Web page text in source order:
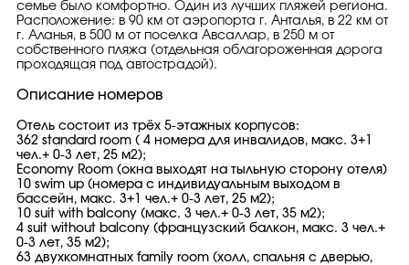
семье было комфортно. Один из лучших пляжей региона.
Расположение: в 90 км от аэропорта г. Анталья, в 22 км от
г. Аланья, в 500 м от поселка Авсаллар, в 250 м от
собственного пляжа (отдельная облагороженная дорога
проходящая под автострадой).
Описание номеров
Отель состоит из трёх 5-этажных корпусов:
362 standard room ( 4 номера для инвалидов, макс. 3+1
чел.+ 0-3 лет, 25 м2);
Economy Room (окна выходят на тыльную сторону отеля)
10 swim up (номера с индивидуальным выходом в
бассейн, макс. 3+1 чел.+ 0-3 лет, 25 м2);
10 suit with balcony (макс. 3 чел.+ 0-3 лет, 35 м2);
4 suit without balcony (французский балкон, макс. 3 чел.+
0-3 лет, 35 м2);
63 двухкомнатных family room (холл, спальня с дверью,